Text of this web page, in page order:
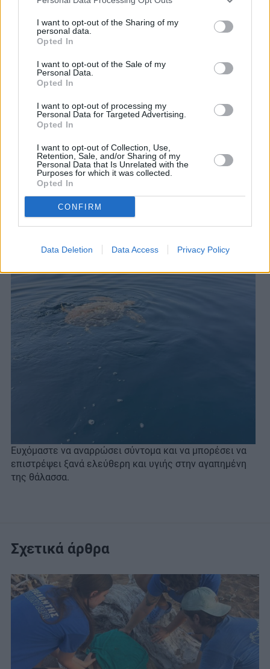
I want to opt-out of the Sharing of my
personal data.
Opted In
I want to opt-out of the Sale of my
Personal Data.
Opted In
I want to opt-out of processing my
Personal Data for Targeted Advertising.
Opted In
I want to opt-out of Collection, Use,
Retention, Sale, and/or Sharing of my
Personal Data that Is Unrelated with the
Purposes for which it was collected.
Opted In
CONFIRM
Data Deletion Data Access Privacy Policy
φέρει επιβιωτικούς οργανισμούς (συνήθως
αποτελούνται από φύκη και βαλάνους), αλλά συνήθως
μια θαλάσσια χελώνα θα φροντίσει το καβούκι της
ξύνοντάς το κάτω από υφάλους. Η εικόνα στα αριστερά
δείχνει τον Προκόπη με σημάδια στο καβούκι του αφού
το έχει ξύσει κάτω από βράχο. Με αυτόν τον τρόπο
διατηρούν το κέλυφός τους καθαρό, υγιές και
υδροδυναμικό.
Ευχόμαστε να αναρρώσει σύντομα και να μπορέσει να
επιστρέψει ξανά ελεύθερη και υγιής στην αγαπημένη
της θάλασσα.
Σχετικά άρθρα